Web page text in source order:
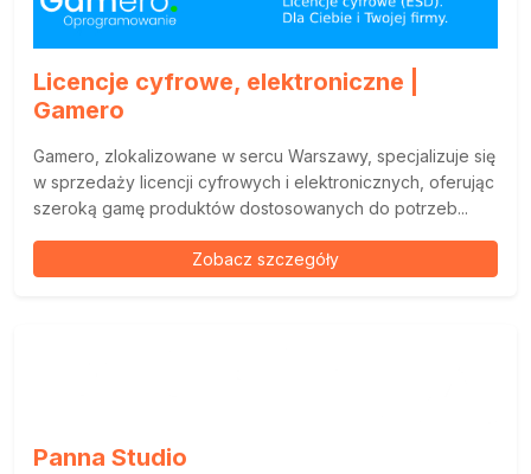
Licencje cyfrowe, elektroniczne |
Gamero
Gamero, zlokalizowane w sercu Warszawy, specjalizuje się
w sprzedaży licencji cyfrowych i elektronicznych, oferując
szeroką gamę produktów dostosowanych do potrzeb...
Zobacz szczegóły
Panna Studio